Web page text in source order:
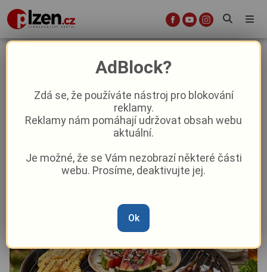
Sladká tečka z roštu: Zapomeňte
na krkovici a ugrilujte si dezert
AdBlock?
Zdá se, že používáte nástroj pro blokování
reklamy.
Reklamy nám pomáhají udržovat obsah webu
aktuální.
Je možné, že se Vám nezobrazí některé části
webu. Prosíme, deaktivujte jej.
Ok